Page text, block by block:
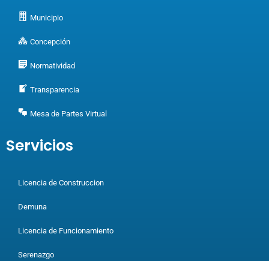
Municipio
Concepción
Normatividad
Transparencia
Mesa de Partes Virtual
Servicios
Licencia de Construccion
Demuna
Licencia de Funcionamiento
Serenazgo